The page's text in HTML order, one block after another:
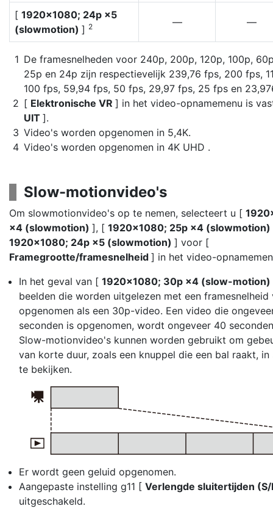
[ 1920×1080; 24p ×5
(slowmotion) ] 2 — —
De framesnelheden voor 240p, 200p, 120p, 100p,
25p en 24p zijn respectievelijk 239,76 fps, 200 fps,
100 fps, 59,94 fps, 50 fps, 29,97 fps, 25 fps en
[ Elektronische VR ] in het video-opnamemenu is
UIT ].
Video's worden opgenomen in 5,4K.
Video's worden opgenomen in 4K UHD .
Slow-motionvideo's
Om slowmotionvideo's op te nemen, selecteert u [
×4 (slowmotion) ], [ 1920×1080; 25p ×4 (slowmotion)
1920×1080; 24p ×5 (slowmotion) ] voor [
Framegrootte/framesnelheid ] in het video-
In het geval van [ 1920×1080; 30p ×4 (slow-motion)
beelden die worden uitgelezen met een framesnelheid
opgenomen als een 30p-video. Een video die
seconden is opgenomen, wordt ongeveer 40
Slow-motionvideo's kunnen worden gebruikt om
van korte duur, zoals een knuppel die een bal raakt,
te bekijken.
Er wordt geen geluid opgenomen.
Aangepaste instelling g11 [ Verlengde sluitertijden
uitgeschakeld.